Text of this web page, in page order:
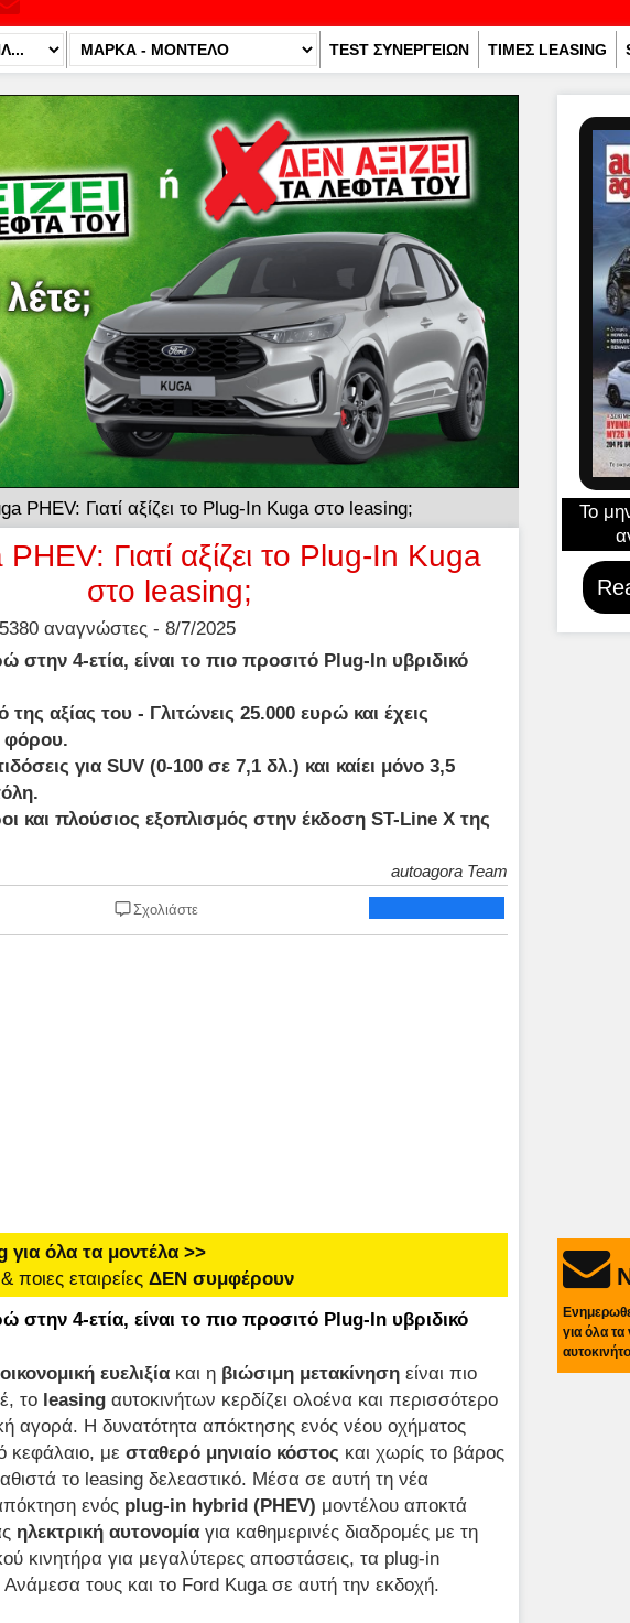
TEST ΣΥΝΕΡΓΕΙΩΝ ΤΙΜΕΣ LEASING
PHEV: Γιατί αξίζει το Plug-In Kuga στο leasing;
Γιατί αξίζει το Plug-In Kuga
στο leasing;
αναγνώστες - 8/7/2025
στην 4-ετία, είναι το πιο προσιτό Plug-In υβριδικό
της αξίας του - Γλιτώνεις 25.000 ευρώ και έχεις
φόρου.
για SUV (0-100 σε 7,1 δλ.) και καίει μόνο 3,5
και πλούσιος εξοπλισμός στην έκδοση ST-Line X της
autoagora Team
Σχολιάστε
για όλα τα μοντέλα >>
ποιες εταιρείες ΔΕΝ συμφέρουν
στην 4-ετία, είναι το πιο προσιτό Plug-In υβριδικό
οικονομική ευελιξία και η βιώσιμη μετακίνηση είναι πιο
το leasing αυτοκινήτων κερδίζει ολοένα και περισσότερο
αγορά. Η δυνατότητα απόκτησης ενός νέου οχήματος
κεφάλαιο, με σταθερό μηνιαίο κόστος και χωρίς το βάρος
το leasing δελεαστικό. Μέσα σε αυτή τη νέα
ενός plug-in hybrid (PHEV) μοντέλου αποκτά
ηλεκτρική αυτονομία για καθημερινές διαδρομές με τη
κινητήρα για μεγαλύτερες αποστάσεις, τα plug-in
τους και το Ford Kuga σε αυτή την εκδοχή.
Το
για όλα